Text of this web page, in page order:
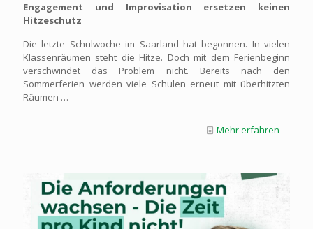
Engagement und Improvisation ersetzen keinen
Hitzeschutz
Die letzte Schulwoche im Saarland hat begonnen. In vielen
Klassenräumen steht die Hitze. Doch mit dem Ferienbeginn
verschwindet das Problem nicht. Bereits nach den
Sommerferien werden viele Schulen erneut mit überhitzten
Räumen …
Mehr erfahren